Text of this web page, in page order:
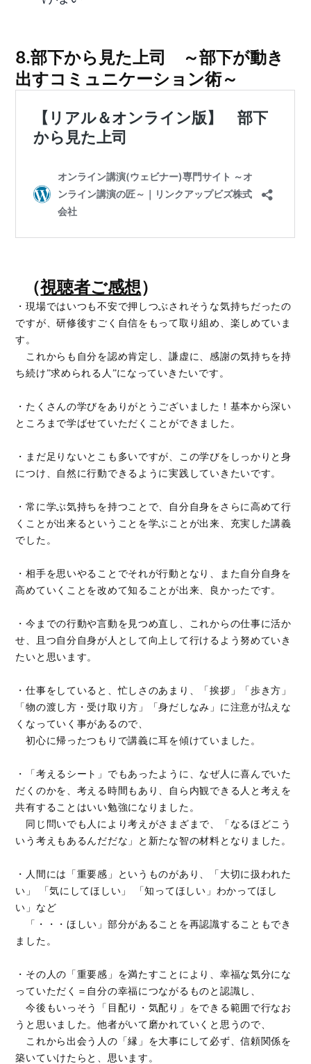
8.部下から見た上司 ～部下が動き
出すコミュニケーション術～
（視聴者ご感想）
・現場ではいつも不安で押しつぶされそうな気持ちだったの
ですが、研修後すごく自信をもって取り組め、楽しめていま
す。
これからも自分を認め肯定し、謙虚に、感謝の気持ちを持
ち続け”求められる人”になっていきたいです。
・たくさんの学びをありがとうございました！基本から深い
ところまで学ばせていただくことができました。
・まだ足りないとこも多いですが、この学びをしっかりと身
につけ、自然に行動できるように実践していきたいです。
・常に学ぶ気持ちを持つことで、自分自身をさらに高めて行
くことが出来るということを学ぶことが出来、充実した講義
でした。
・相手を思いやることでそれが行動となり、また自分自身を
高めていくことを改めて知ることが出来、良かったです。
・今までの行動や言動を見つめ直し、これからの仕事に活か
せ、且つ自分自身が人として向上して行けるよう努めていき
たいと思います。
・仕事をしていると、忙しさのあまり、「挨拶」「歩き方」
「物の渡し方・受け取り方」「身だしなみ」に注意が払えな
くなっていく事があるので、
初心に帰ったつもりで講義に耳を傾けていました。
・「考えるシート」でもあったように、なぜ人に喜んでいた
だくのかを、考える時間もあり、自ら内観できる人と考えを
共有することはいい勉強になりました。
同じ問いでも人により考えがさまざまで、「なるほどこう
いう考えもあるんだだな」と新たな智の材料となりました。
・人間には「重要感」というものがあり、「大切に扱われた
い」 「気にしてほしい」 「知ってほしい」わかってほし
い」など
「・・・ほしい」部分があることを再認識することもでき
ました。
・その人の「重要感」を満たすことにより、幸福な気分にな
っていただく＝自分の幸福につながるものと認識し、
今後もいっそう「目配り・気配り」をできる範囲で行なお
うと思いました。他者がいて磨かれていくと思うので、
これから出会う人の「縁」を大事にして必ず、信頼関係を
築いていけたらと、思います。